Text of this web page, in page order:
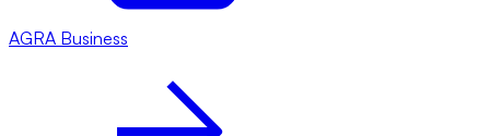
AGRA Business